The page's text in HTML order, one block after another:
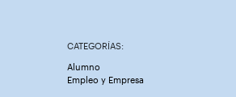
CATEGORÍAS:
Alumno
Empleo y Empresa